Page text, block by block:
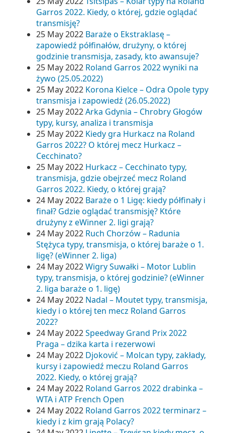
Garros 2022. Kiedy, o której, gdzie oglądać
transmisję?
25 May 2022 Baraże o Ekstraklasę –
zapowiedź półfinałów, drużyny, o której
godzinie transmisja, zasady, kto awansuje?
25 May 2022 Roland Garros 2022 wyniki na
żywo (25.05.2022)
25 May 2022 Korona Kielce – Odra Opole typy
transmisja i zapowiedź (26.05.2022)
25 May 2022Arka Gdynia – Chrobry Głogów
typy, kursy, analiza i transmisja
25 May 2022 Kiedy gra Hurkacz na Roland
Garros 2022? O której mecz Hurkacz –
Cecchinato?
25 May 2022 Hurkacz – Cecchinato typy,
transmisja, gdzie obejrzeć mecz Roland
Garros 2022. Kiedy, o której grają?
24 May 2022 Baraże o 1 Ligę: kiedy półfinały i
finał? Gdzie oglądać transmisję? Które
drużyny z eWinner 2. ligi grają?
24 May 2022 Ruch Chorzów – Radunia
Stężyca typy, transmisja, o której baraże o 1.
ligę? (eWinner 2. liga)
24 May 2022Wigry Suwałki – Motor Lublin
typy, transmisja, o której godzinie? (eWinner
2. liga baraże o 1. ligę)
24 May 2022 Nadal – Moutet typy, transmisja,
kiedy i o której ten mecz Roland Garros
2022?
24 May 2022Speedway Grand Prix 2022
Praga – dzika karta i rezerwowi
24 May 2022 Djoković – Molcan typy, zakłady,
kursy i zapowiedź meczu Roland Garros
2022. Kiedy, o której grają?
24 May 2022 Roland Garros 2022 drabinka –
WTA i ATP French Open
24 May 2022 Roland Garros 2022 terminarz –
kiedy i z kim grają Polacy?